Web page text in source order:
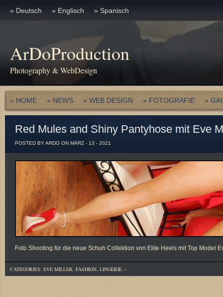
» Deutsch » Englisch » Spanisch
ArDoProduction
Photography & WebDesign
» HOME » NEWS » WEB DESIGN » FOTOGRAFIE »
Red Mules and Shiny Pantyhose mit Eve
POSTED BY ARDO ON MÄRZ - 13 - 2021
Foto Shooting für die neue Schuh Collektion von Elite Heels mit Top
CATEGORIES: EVE MILLER, FASHION, LINGERIE --